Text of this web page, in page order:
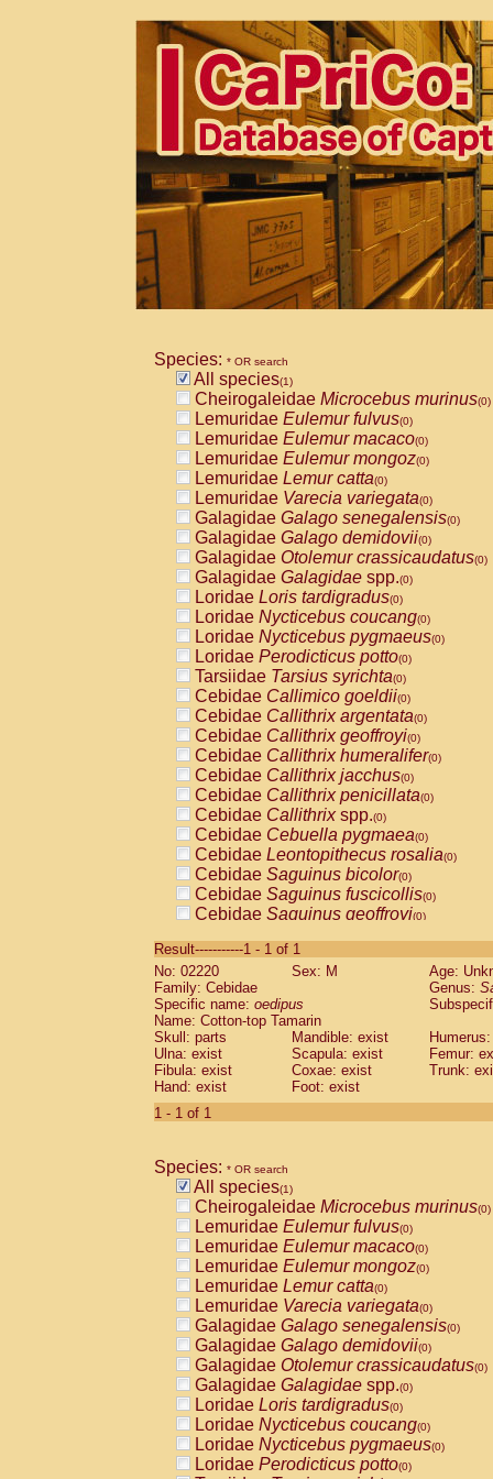
Species: * OR search
All species(1)
Cheirogaleidae Microcebus murinus(0)
Lemuridae Eulemur fulvus(0)
Lemuridae Eulemur macaco(0)
Lemuridae Eulemur mongoz(0)
Lemuridae Lemur catta(0)
Lemuridae Varecia variegata(0)
Galagidae Galago senegalensis(0)
Galagidae Galago demidovii(0)
Galagidae Otolemur crassicaudatus(0)
Galagidae Galagidae spp.(0)
Loridae Loris tardigradus(0)
Loridae Nycticebus coucang(0)
Loridae Nycticebus pygmaeus(0)
Loridae Perodicticus potto(0)
Tarsiidae Tarsius syrichta(0)
Cebidae Callimico goeldii(0)
Cebidae Callithrix argentata(0)
Cebidae Callithrix geoffroyi(0)
Cebidae Callithrix humeralifer(0)
Cebidae Callithrix jacchus(0)
Cebidae Callithrix penicillata(0)
Cebidae Callithrixspp.(0)
Cebidae Cebuella pygmaea(0)
Cebidae Leontopithecus rosalia(0)
Cebidae Saguinus bicolor(0)
Cebidae Saguinus fuscicollis(0)
Cebidae Saguinus geoffroyi(0)
CebidaeSaguinus labiatus(0)
Cebidae Saguinus leucopus (0)
Cebidae
CebidaeSaguinus mystax
Cebidae Saguinus nigricollis (0)
Cebidae Saguinus oedipus
Cebidae Saguinus weddelli
Cebidae Saguinusspp.
Cebidae
CebidaeCebus capucinus
CebidaeCebus nigrivittatus
CebidaeCebus spp.(0)
CebidaeSaimiri boliviensis(0)
CebidaeSaimiri sciureus(0)
AtelidaeAlouatta caraya(0)
AtelidaeAlouatta fusca(0)
AtelidaeAlouatta seniculus(0)
AtelidaeAlouattaspp.(0)
AtelidaeAteles belzebuth(0)
AtelidaeAteles geoffroyi(0)
AtelidaeAteles paniscus(0)
AtelidaeAtelesspp.(0)
AtelidaeLagothrix lagothricha(0)
AtelidaeLagothrix lagothricha cana
PitheciidaeCacajao calvus
Result-----------1 - 1 of 1
No: 02220
Sex: M
Age:
Family: Cebidae
Genus:
Specific name: oedipus
Name: Cotton-top Tamarin
Skull: parts
Mandible: exist
Ulna: exist
Scapula: exist
Femur:
Fibula: exist
Coxae: exist
Trunk:
Hand: exist
Foot: exist
1 - 1 of 1
Species: * OR search
All species(1)
Cheirogaleidae Microcebus murinus(0)
Lemuridae Eulemur fulvus(0)
Lemuridae Eulemur macaco(0)
Lemuridae Eulemur mongoz(0)
Lemuridae Lemur catta(0)
Lemuridae Varecia variegata(0)
Galagidae Galago senegalensis(0)
Galagidae Galago demidovii(0)
Galagidae Otolemur crassicaudatus(0)
Galagidae Galagidae spp.(0)
Loridae Loris tardigradus(0)
Loridae Nycticebus coucang(0)
Loridae Nycticebus pygmaeus(0)
Loridae Perodicticus potto(0)